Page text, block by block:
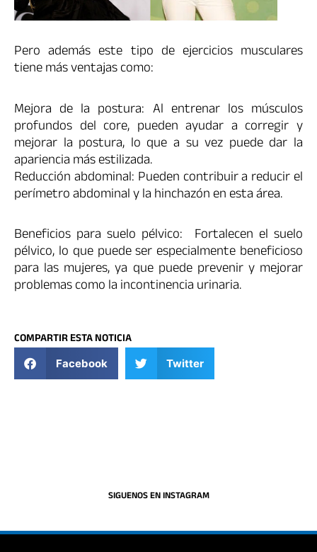
Pero además este tipo de ejercicios musculares
tiene más ventajas como:
Mejora de la postura: Al entrenar los músculos
profundos del core, pueden ayudar a corregir y
mejorar la postura, lo que a su vez puede dar la
apariencia más estilizada.
Reducción abdominal: Pueden contribuir a reducir el
perímetro abdominal y la hinchazón en esta área.
Beneficios para suelo pélvico: Fortalecen el suelo
pélvico, lo que puede ser especialmente beneficioso
para las mujeres, ya que puede prevenir y mejorar
problemas como la incontinencia urinaria.
COMPARTIR ESTA NOTICIA
Facebook Twitter
SIGUENOS EN INSTAGRAM